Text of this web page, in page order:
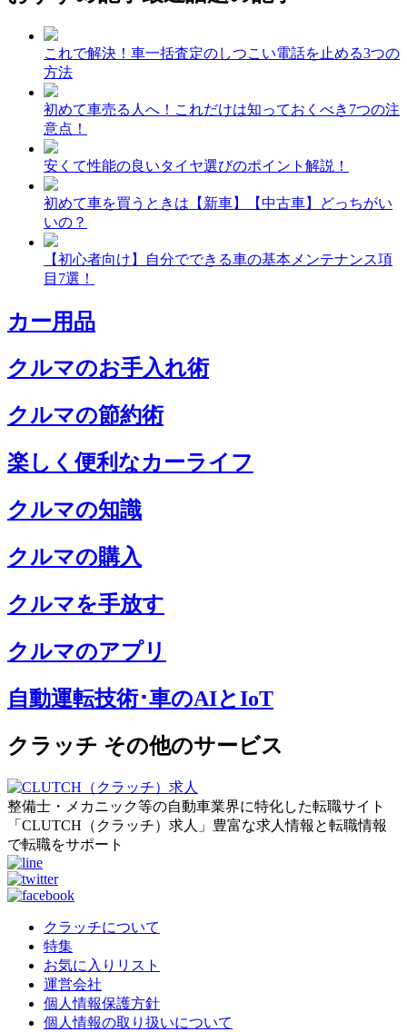
これで解決！車一括査定のしつこい電話を止める3つの
方法
初めて車売る人へ！これだけは知っておくべき7つの注
意点！
安くて性能の良いタイヤ選びのポイント解説！
初めて車を買うときは【新車】【中古車】どっちがい
いの？
【初心者向け】自分でできる車の基本メンテナンス項
目7選！
カー用品
クルマのお手入れ術
クルマの節約術
楽しく便利なカーライフ
クルマの知識
クルマの購入
クルマを手放す
クルマのアプリ
自動運転技術･車のAIとIoT
クラッチ その他のサービス
整備士・メカニック等の自動車業界に特化した転職サイト
「CLUTCH（クラッチ）求人」豊富な求人情報と転職情報
で転職をサポート
クラッチについて
特集
お気に入りリスト
運営会社
個人情報保護方針
個人情報の取り扱いについて